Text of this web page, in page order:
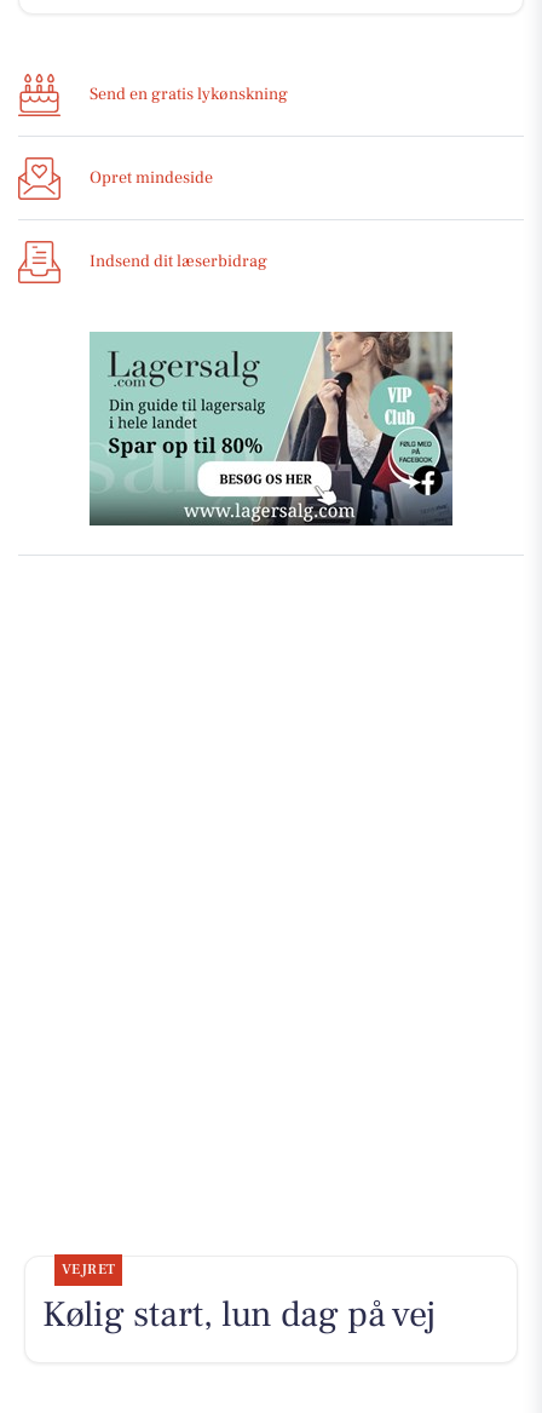
Send en gratis lykønskning
Opret mindeside
Indsend dit læserbidrag
VEJRET
Kølig start, lun dag på vej